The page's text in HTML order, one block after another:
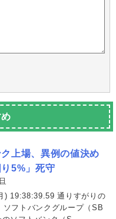
上場、異例の値決め
り5%」死守
) 19:38:39.59 通りすがりの
ソフトバンクグループ（SB